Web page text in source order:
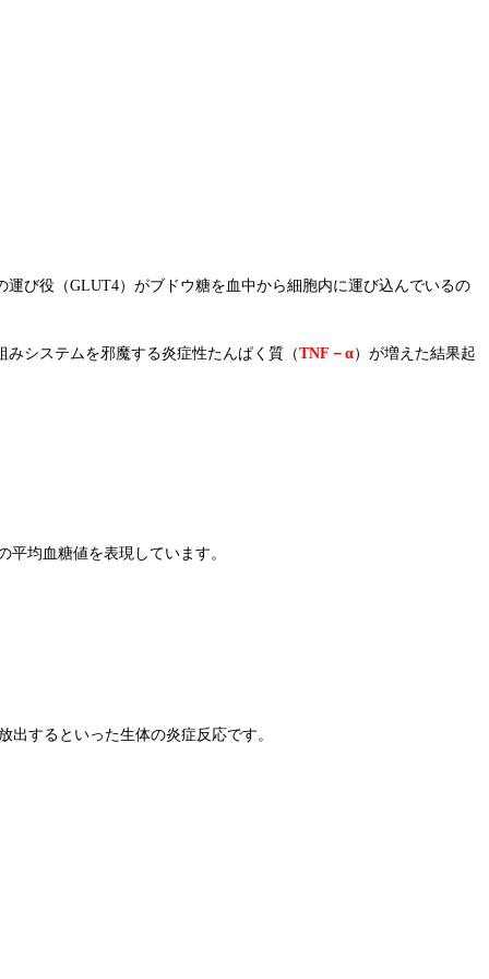
び役（GLUT4）がブドウ糖を血中から細胞内に運び込んでいるの
みシステムを邪魔する炎症性たんぱく質（TNF－α）が増えた結果起
均血糖値を表現しています。
出するといった生体の炎症反応です。